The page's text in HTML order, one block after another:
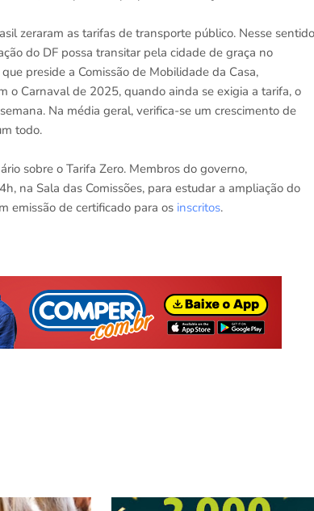
zeraram as tarifas de transporte público. Nesse
do DF possa transitar pela cidade de graça no
preside a Comissão de Mobilidade da Casa,
o Carnaval de 2025, quando ainda se exigia a tarifa, o
Na média geral, verifica-se um crescimento de
todo.
sobre o Tarifa Zero. Membros do governo,
na Sala das Comissões, para estudar a ampliação do
emissão de certificado para os inscritos.